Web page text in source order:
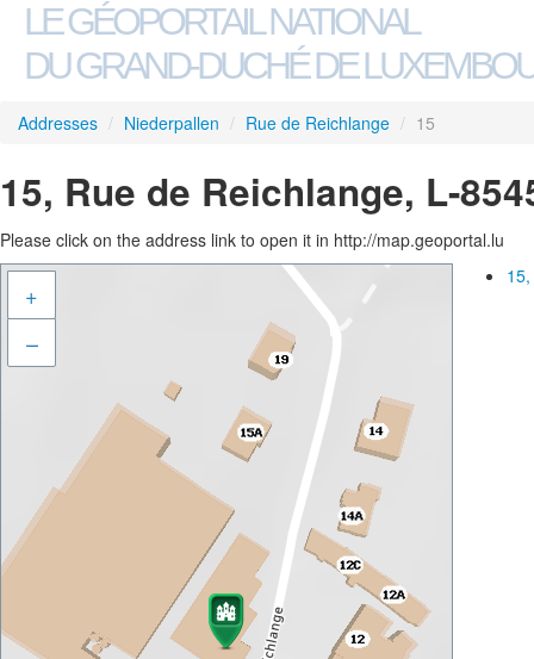
LE GÉOPORTAIL NATIONAL
DU GRAND-DUCHÉ DE
Addresses / Niederpallen / Rue de Reichlange / 15
15, Rue de Reichlange, L-
Please click on the address link to open it in http://map.geoportal.lu
+
–